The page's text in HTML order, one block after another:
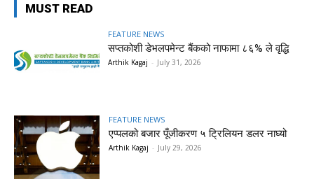
MUST READ
FEATURE NEWS
सप्तकोशी डेभलपमेन्ट बैंकको नाफामा ८६% ले वृद्धि
Arthik Kagaj - July 31, 2026
FEATURE NEWS
एप्पलको बजार पूँजीकरण ५ ट्रिलियन डलर नाघ्यो
Arthik Kagaj - July 29, 2026